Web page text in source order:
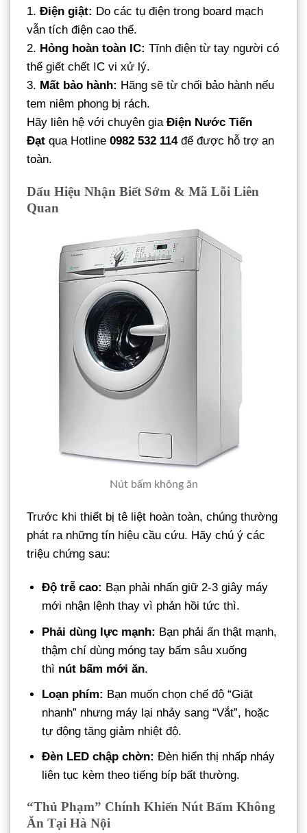
1. Điện giật: Do các tụ điện trong board mạch
vẫn tích điện cao thế.
2. Hỏng hoàn toàn IC: Tĩnh điện từ tay người có
thể giết chết IC vi xử lý.
3. Mất bảo hành: Hãng sẽ từ chối bảo hành nếu
tem niêm phong bị rách.
Hãy liên hệ với chuyên gia Điện Nước Tiến
Đạt qua Hotline 0982 532 114để được hỗ trợ an
toàn.
Dấu Hiệu Nhận Biết Sớm & Mã Lỗi Liên
Quan
Nút bấm không ăn
Trước khi thiết bị tê liệt hoàn toàn, chúng thường
phát ra những tín hiệu cầu cứu. Hãy chú ý các
triệu chứng sau:
Độ trễ cao: Bạn phải nhấn giữ 2-3 giây máy
mới nhận lệnh thay vì phản hồi tức thì.
Phải dùng lực mạnh: Bạn phải ấn thật mạnh,
thậm chí dùng móng tay bấm sâu xuống
thì nút bấm mới ăn.
Loạn phím: Bạn muốn chọn chế độ “Giặt
nhanh” nhưng máy lại nhảy sang “Vắt”, hoặc
tự động tăng giảm nhiệt độ.
Đèn LED chập chờn: Đèn hiển thị nhấp nháy
liên tục kèm theo tiếng bíp bất thường.
“Thủ Phạm” Chính Khiến Nút Bấm Không
Ăn Tại Hà Nội